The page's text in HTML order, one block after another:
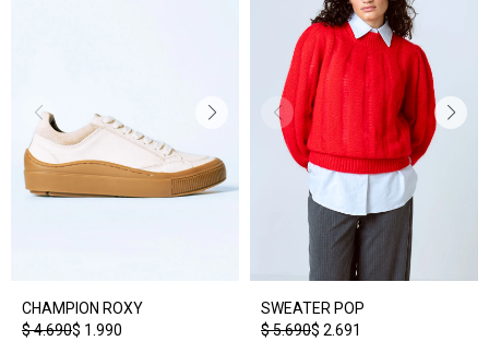
CHAMPION ROXY
$ 1.990
$4.690
SWEATER POP
$ 2.691
$5.690